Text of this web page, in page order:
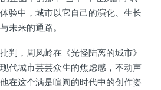
验中，城市以它自己的演化、生长
未来的通路。
判，周凤岭在《光怪陆离的城市》
代城市芸芸众生的焦虑感，不动声
在这个满是喧阗的时代中的创作姿